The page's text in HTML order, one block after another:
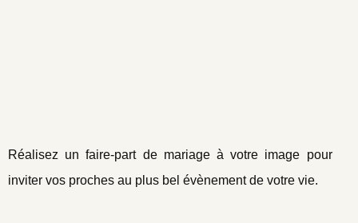
Réalisez un faire-part de mariage à votre image pour
inviter vos proches au plus bel évènement de votre vie.